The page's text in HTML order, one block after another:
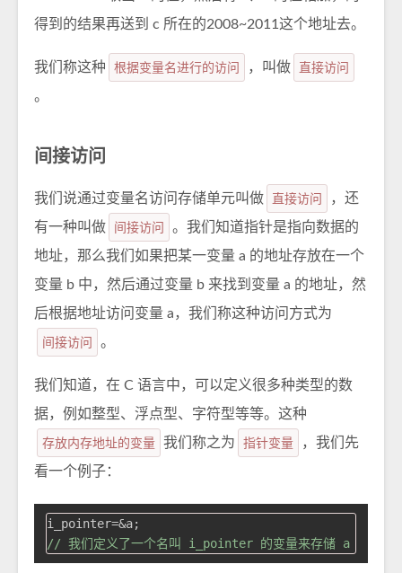
得到的结果再送到 c 所在的2008~2011这个地址去。
我们称这种 根据变量名进行的访问 ，叫做
直接访问
。
间接访问
我们说通过变量名访问存储单元叫做 直接访问
，还
有一种叫做
间接访问
。我们知道指针是指向数据的
地址，那么我们如果把某一变量 a 的地址存放在一个
变量 b 中，然后通过变量 b 来找到变量 a 的地址，然
后根据地址访问变量 a，我们称这种访问方式为
间接访问
。
我们知道，在 C 语言中，可以定义很多种类型的数
据，例如整型、浮点型、字符型等等。这种
存放内存地址的变量 我们称之为 指针变量
，我们先
看一个例子：
// 我们定义了一个名叫 i_pointer 的变量来存储 a 的地址